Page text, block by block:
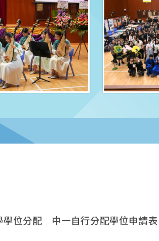
藝術教育
學位分配 中一自行分配學位申請表